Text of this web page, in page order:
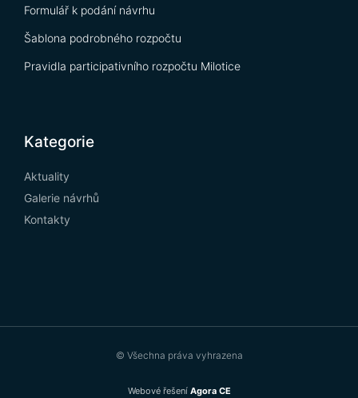
Formulář k podání návrhu
Šablona podrobného rozpočtu
Pravidla participativního rozpočtu Milotice
Kategorie
Aktuality
Galerie návrhů
Kontakty
© Všechna práva vyhrazena
Webové řešení Agora CE